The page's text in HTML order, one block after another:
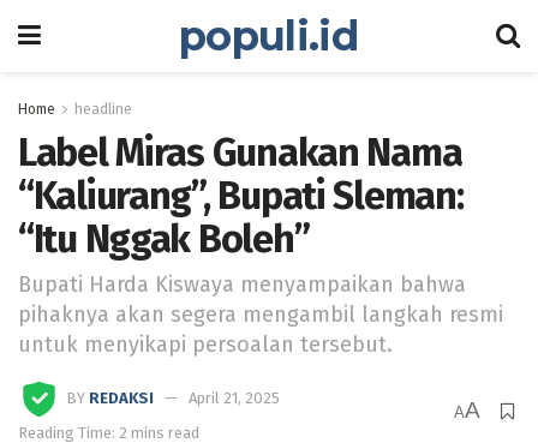
populi.id
Home headline
Label Miras Gunakan Nama
“Kaliurang”, Bupati Sleman:
“Itu Nggak Boleh”
Bupati Harda Kiswaya menyampaikan bahwa
pihaknya akan segera mengambil langkah resmi
untuk menyikapi persoalan tersebut.
BY REDAKSI
April 21, 2025
Reading Time: 2 mins read
AA